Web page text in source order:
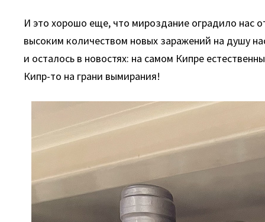
И это хорошо еще, что мироздание оградило нас
высоким количеством новых заражений на душу
и осталось в новостях: на самом Кипре
Кипр-то на грани вымирания!